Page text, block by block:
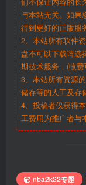
与本站无关。如果
得到更好的正版服
2、本站所有软件
盘不可以下载请选
期技术服务，(收
3、本站所有资源
储存等的人工及存
4、投稿者仅获得
工费用为推广者与
nba2k22专题